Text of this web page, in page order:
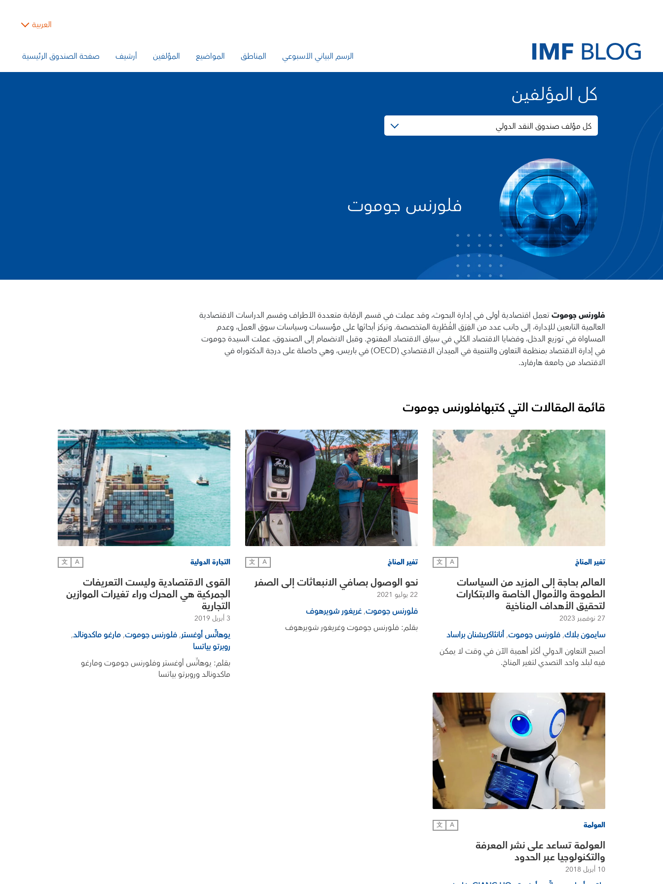
العربية
الرسم البياني الأسبوعي المناطق المواضيع المؤلفين أرشيف صفحة الصندوق الرئيسية
كل المؤلفين
كل مؤلف صندوق النقد الدولي
فلورنس جوموت
فلورنس جوموتتعمل اقتصادية أولى في إدارة البحوث، وقد عملت في قسم الرقابة متعددة الأطراف وقسم الدراسات الاقتصادية
العالمية التابعين للإدارة، إلى جانب عدد من الفِرَق القُطْرِية المتخصصة. وتركز أبحاثها على مؤسسات وسياسات سوق العمل، وعدم
المساواة في توزيع الدخل، وقضايا الاقتصاد الكلي في سياق الاقتصاد المفتوح. وقبل الانضمام إلى الصندوق، عملت السيدة جوموت
في إدارة الاقتصاد بمنظمة التعاون والتنمية في الميدان الاقتصادي (OECD) في باريس، وهي حاصلة على درجة الدكتوراه في
الاقتصاد من جامعة هارفارد.
قائمة المقالات التي كتبهافلورنس جوموت
تغير المناخ A
文
العالم بحاجة إلى المزيد من السياسات
الطموحة والأموال الخاصة والابتكارات
لتحقيق الأهداف المناخية
27 نوفمبر 2023
سايمون بلاك,فلورنس جوموت,أنانثاكريشنان براساد
أصبح التعاون الدولي أكثر أهمية الآن في وقت لا يمكن
فيه لبلد واحد التصدي لتغير المناخ.
تغير المناخ A
文
نحو الوصول بصافي الانبعاثات إلى الصفر
22 يوليو 2021
فلورنس جوموت,غريغور شويرهوف
بقلم: فلورنس جوموت وغريغور شويرهوف
التجارة الدولية A
文
القوى الاقتصادية وليست التعريفات
الجمركية هي المحرك وراء تغيرات الموازين
التجارية
3 أبريل 2019
يوهانِّس أوغستر,فلورنس جوموت,مارغو ماكدونالد,
روبرتو بياتسا
بقلم: يوهانِّس أوغستر وفلورنس جوموت ومارغو
ماكدونالد وروبرتو بياتسا
العولمة A
文
العولمة تساعد على نشر المعرفة
والتكنولوجيا عبر الحدود
10 أبريل 2018